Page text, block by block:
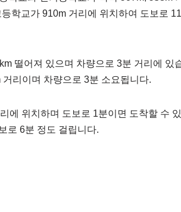
학교가 910m 거리에 위치하여 도보로
떨어져 있으며 차량으로 3분 거리에 있
리이며 차량으로 3분 소요됩니다.
에 위치하며 도보로 1분이면 도착할 수
로 6분 정도 걸립니다.